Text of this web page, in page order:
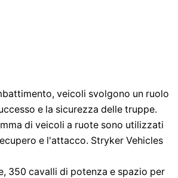
veicoli svolgono un ruolo
e la sicurezza delle truppe.
di veicoli a ruote sono utilizzati
e l'attacco. Stryker Vehicles
350 cavalli di potenza e spazio per